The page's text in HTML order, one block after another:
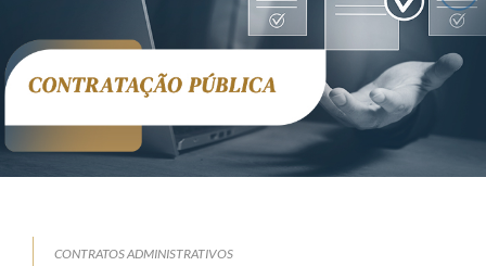
Receba por RSS
Av. Sete de Setembro, 4698
Batel
Curitiba/PR CEP 80240-000
CONTRATOS ADMINISTRATIVOS